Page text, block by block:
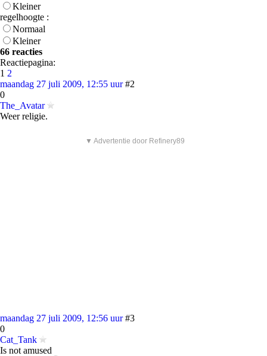
Kleiner
regelhoogte :
Normaal
Kleiner
66 reacties
Reactiepagina:
1 2
maandag 27 juli 2009, 12:55 uur #2
0
The_Avatar
Weer religie.
▼ Advertentie door Refinery89
maandag 27 juli 2009, 12:56 uur #3
0
Cat_Tank
Is not amused